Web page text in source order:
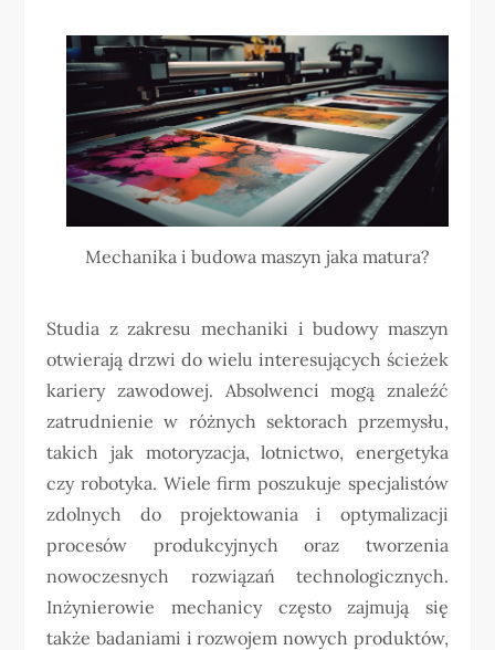
Mechanika i budowa maszyn jaka matura?
Studia z zakresu mechaniki i budowy maszyn
otwierają drzwi do wielu interesujących ścieżek
kariery zawodowej. Absolwenci mogą znaleźć
zatrudnienie w różnych sektorach przemysłu,
takich jak motoryzacja, lotnictwo, energetyka
czy robotyka. Wiele firm poszukuje specjalistów
zdolnych do projektowania i optymalizacji
procesów produkcyjnych oraz tworzenia
nowoczesnych rozwiązań technologicznych.
Inżynierowie mechanicy często zajmują się
także badaniami i rozwojem nowych produktów,